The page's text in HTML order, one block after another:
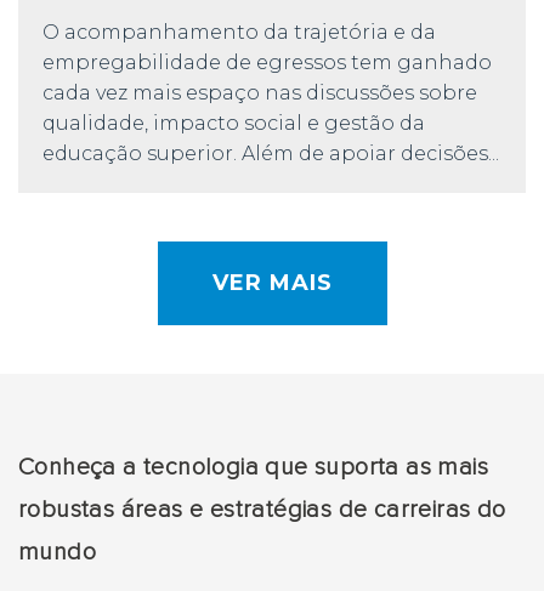
O acompanhamento da trajetória e da
empregabilidade de egressos tem ganhado
cada vez mais espaço nas discussões sobre
qualidade, impacto social e gestão da
educação superior. Além de apoiar decisões...
VER MAIS
Conheça a tecnologia que suporta as mais
robustas áreas e estratégias de carreiras do
mundo